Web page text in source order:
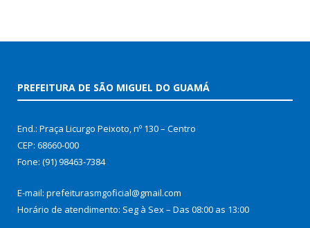
PREFEITURA DE SÃO MIGUEL DO GUAMÁ
End.: Praça Licurgo Peixoto, nº 130 – Centro
CEP: 68660-000
Fone: (91) 98463-7384
E-mail: prefeiturasmgoficial@gmail.com
Horário de atendimento: Seg à Sex – Das 08:00 as 13:00